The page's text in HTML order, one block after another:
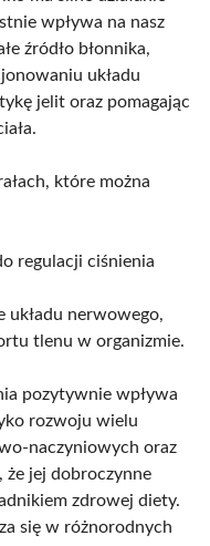
wpływa na nasz
źródło błonnika,
układu
jelit oraz pomagając
które można
regulacji ciśnienia
układu nerwowego,
tlenu w organizmie.
pozytywnie wpływa
rozwoju wielu
naczyniowych oraz
jej dobroczynne
zdrowej diety.
się w różnorodnych